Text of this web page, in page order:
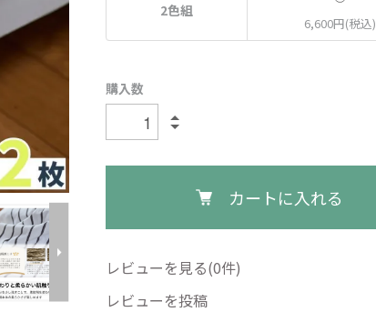
2色組
6,600円(税込)
購入数
カートに入れる
レビューを見る(0件)
レビューを投稿